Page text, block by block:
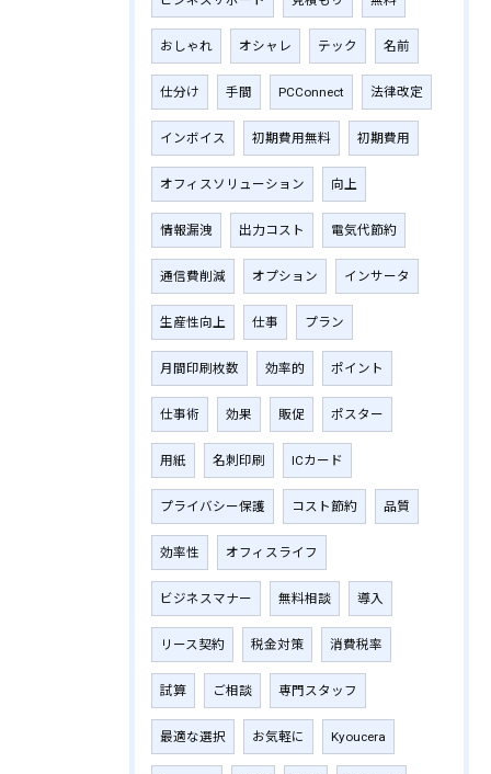
おしゃれ オシャレ テック 名前
仕分け 手間 PCConnect 法律改定
インボイス 初期費用無料 初期費用
オフィスソリューション 向上
情報漏洩 出力コスト 電気代節約
通信費削減 オプション インサータ
生産性向上 仕事 プラン
月間印刷枚数 効率的 ポイント
仕事術 効果 販促 ポスター
用紙 名刺印刷 ICカード
プライバシー保護 コスト節約 品質
効率性 オフィスライフ
ビジネスマナー 無料相談 導入
リース契約 税金対策 消費税率
試算 ご相談 専門スタッフ
最適な選択 お気軽に Kyoucera